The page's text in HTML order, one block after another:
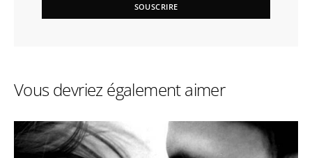
SOUSCRIRE
Vous devriez également aimer